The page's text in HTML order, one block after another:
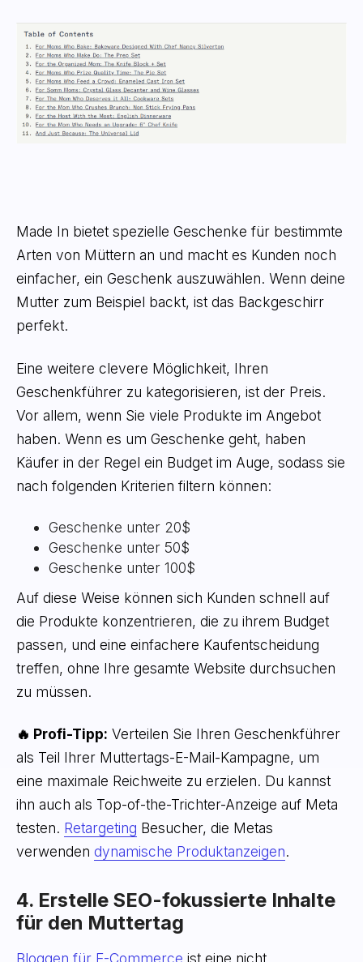
Made In bietet spezielle Geschenke für bestimmte
Arten von Müttern an und macht es Kunden noch
einfacher, ein Geschenk auszuwählen. Wenn deine
Mutter zum Beispiel backt, ist das Backgeschirr
perfekt.
Eine weitere clevere Möglichkeit, Ihren
Geschenkführer zu kategorisieren, ist der Preis.
Vor allem, wenn Sie viele Produkte im Angebot
haben. Wenn es um Geschenke geht, haben
Käufer in der Regel ein Budget im Auge, sodass sie
nach folgenden Kriterien filtern können:
Geschenke unter 20$
Geschenke unter 50$
Geschenke unter 100$
Auf diese Weise können sich Kunden schnell auf
die Produkte konzentrieren, die zu ihrem Budget
passen, und eine einfachere Kaufentscheidung
treffen, ohne Ihre gesamte Website durchsuchen
zu müssen.
🔥 Profi-Tipp: Verteilen Sie Ihren Geschenkführer
als Teil Ihrer Muttertags-E-Mail-Kampagne, um
eine maximale Reichweite zu erzielen. Du kannst
ihn auch als Top-of-the-Trichter-Anzeige auf Meta
testen. Retargeting Besucher, die Metas
verwenden dynamische Produktanzeigen.
4. Erstelle SEO-fokussierte Inhalte
für den Muttertag